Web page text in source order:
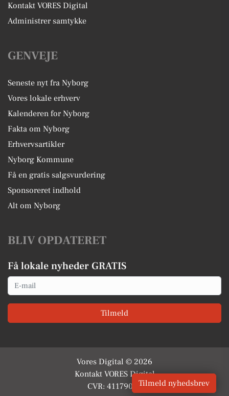
Kontakt VORES Digital
Administrer samtykke
GENVEJE
Seneste nyt fra Nyborg
Vores lokale erhverv
Kalenderen for Nyborg
Fakta om Nyborg
Erhvervsartikler
Nyborg Kommune
Få en gratis salgsvurdering
Sponsoreret indhold
Alt om Nyborg
BLIV OPDATERET
Få lokale nyheder GRATIS
Email
Tilmeld
Vores Digital © 2026
Kontakt VORES Digital
CVR: 41179082Tilmeld nyhedsbrev